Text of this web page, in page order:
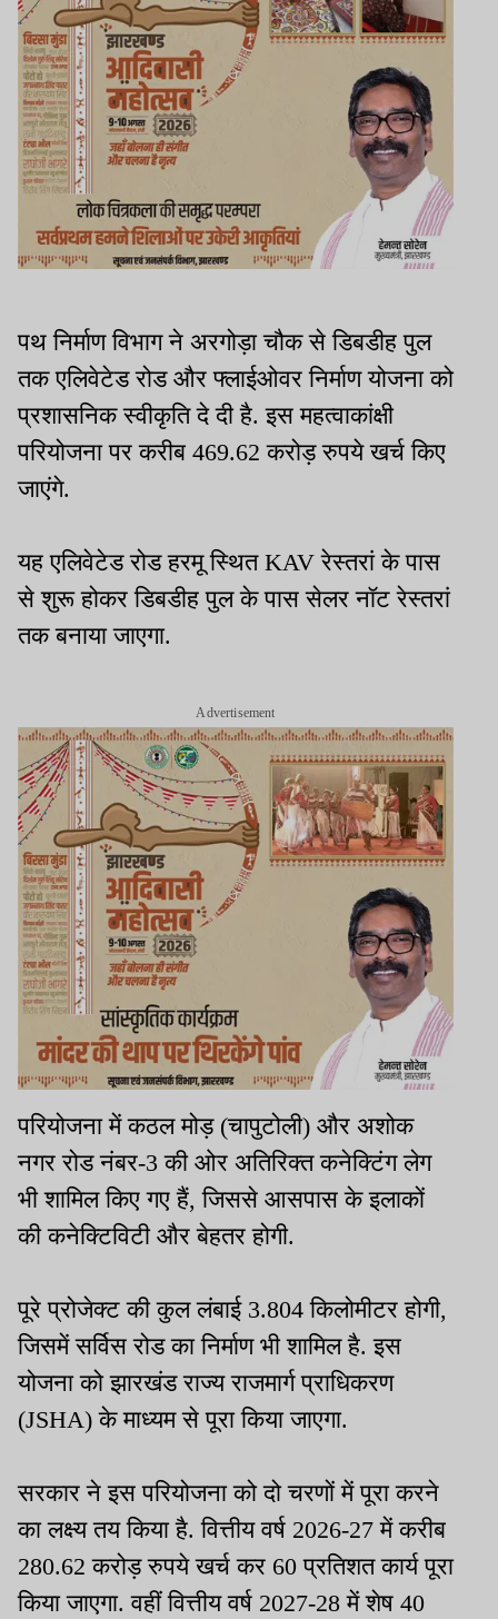
पथ निर्माण विभाग ने अरगोड़ा चौक से डिबडीह पुल
तक एलिवेटेड रोड और फ्लाईओवर निर्माण योजना को
प्रशासनिक स्वीकृति दे दी है. इस महत्वाकांक्षी
परियोजना पर करीब 469.62 करोड़ रुपये खर्च किए
जाएंगे.
यह एलिवेटेड रोड हरमू स्थित KAV रेस्तरां के पास
से शुरू होकर डिबडीह पुल के पास सेलर नॉट रेस्तरां
तक बनाया जाएगा.
Advertisement
परियोजना में कठल मोड़ (चापुटोली) और अशोक
नगर रोड नंबर-3 की ओर अतिरिक्त कनेक्टिंग लेग
भी शामिल किए गए हैं, जिससे आसपास के इलाकों
की कनेक्टिविटी और बेहतर होगी.
पूरे प्रोजेक्ट की कुल लंबाई 3.804 किलोमीटर होगी,
जिसमें सर्विस रोड का निर्माण भी शामिल है. इस
योजना को झारखंड राज्य राजमार्ग प्राधिकरण
(JSHA) के माध्यम से पूरा किया जाएगा.
सरकार ने इस परियोजना को दो चरणों में पूरा करने
का लक्ष्य तय किया है. वित्तीय वर्ष 2026-27 में करीब
280.62 करोड़ रुपये खर्च कर 60 प्रतिशत कार्य पूरा
किया जाएगा. वहीं वित्तीय वर्ष 2027-28 में शेष 40